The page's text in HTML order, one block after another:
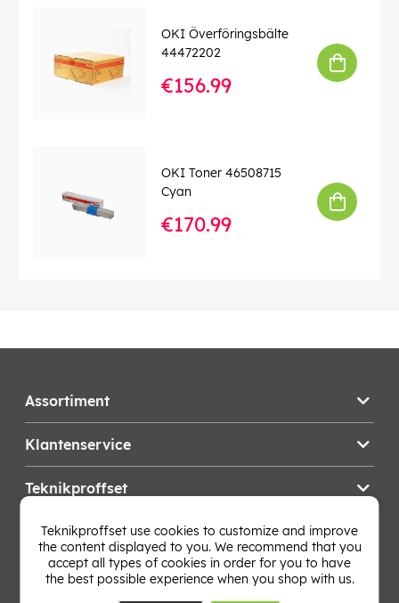
OKI Överföringsbälte
44472202
€156.99
OKI Toner 46508715
Cyan
€170.99
Assortiment
Klantenservice
Teknikproffset
Wijzig Land
Teknikproffset use cookies to customize and improve
the content displayed to you. We recommend that you
accept all types of cookies in order for you to have
the best possible experience when you shop with us.